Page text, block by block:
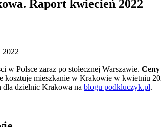
Raport kwiecień 2022
Polsce zaraz po stołecznej Warszawie.
kosztuje mieszkanie w Krakowie w kwietniu
dla dzielnic Krakowa na blogu podkluczyk.pl.